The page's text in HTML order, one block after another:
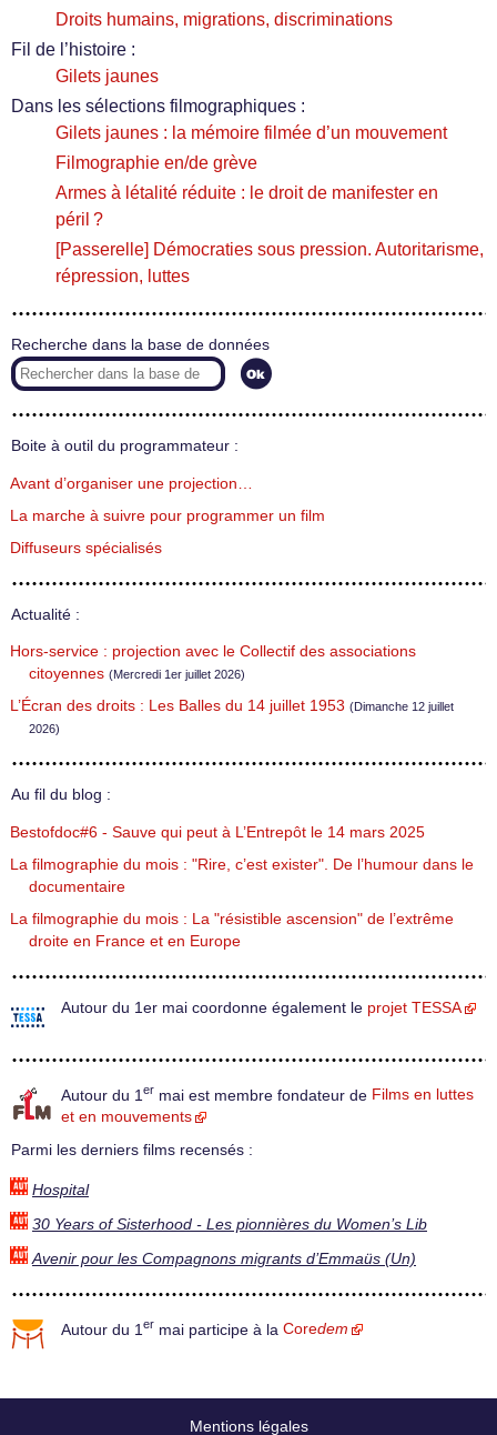
Droits humains, migrations, discriminations
Fil de l’histoire :
Gilets jaunes
Dans les sélections filmographiques :
Gilets jaunes : la mémoire filmée d’un mouvement
Filmographie en/de grève
Armes à létalité réduite : le droit de manifester en
péril ?
[Passerelle] Démocraties sous pression. Autoritarisme,
répression, luttes
Recherche dans la base de données
Boite à outil du programmateur :
Avant d’organiser une projection…
La marche à suivre pour programmer un film
Diffuseurs spécialisés
Actualité :
Hors-service : projection avec le Collectif des associations
citoyennes (Mercredi 1er juillet 2026)
L’Écran des droits : Les Balles du 14 juillet 1953 (Dimanche 12 juillet
2026)
Au fil du blog :
Bestofdoc#6 - Sauve qui peut à L’Entrepôt le 14 mars 2025
La filmographie du mois : "Rire, c’est exister". De l’humour dans le
documentaire
La filmographie du mois : La "résistible ascension" de l’extrême
droite en France et en Europe
Autour du 1er mai coordonne également le projet TESSA
Autour du 1 er mai est membre fondateur de Films en luttes
et en mouvements
Parmi les derniers films recensés :
Hospital
30 Years of Sisterhood - Les pionnières du Women’s Lib
Avenir pour les Compagnons migrants d’Emmaüs (Un)
Autour du 1 er mai participe à la Coredem
Mentions légales